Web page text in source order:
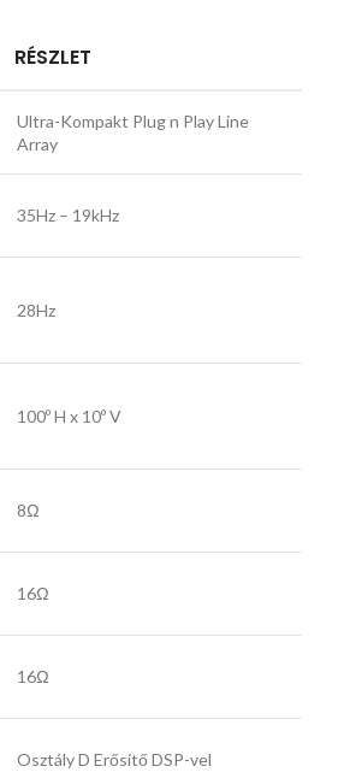
RÉSZLET
Ultra-Kompakt Plug n Play Line
Array
35Hz – 19kHz
28Hz
100º H x 10º V
8Ω
16Ω
16Ω
Osztály D Erősítő DSP-vel